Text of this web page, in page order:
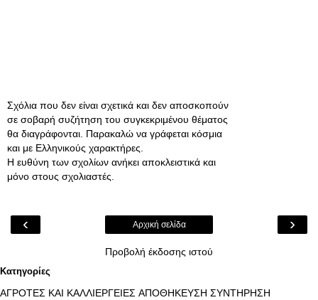
Σχόλια που δεν είναι σχετικά και δεν αποσκοπούν
σε σοβαρή συζήτηση του συγκεκριμένου θέματος
θα διαγράφονται. Παρακαλώ να γράφεται κόσμια
και με Ελληνικούς χαρακτήρες.
Η ευθύνη των σχολίων ανήκει αποκλειστικά και
μόνο στους σχολιαστές.
‹ ›
Αρχική σελίδα
Προβολή έκδοσης ιστού
Κατηγορίες
ΑΓΡΟΤΕΣ ΚΑΙ ΚΑΛΛΙΕΡΓΕΙΕΣ ΑΠΟΘΗΚΕΥΣΗ ΣΥΝΤΗΡΗΣΗ